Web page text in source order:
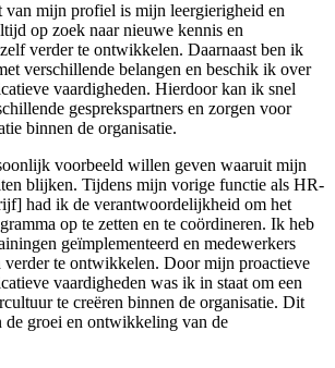
van mijn profiel is mijn leergierigheid en
op zoek naar nieuwe kennis en
verder te ontwikkelen. Daarnaast ben ik
verschillende belangen en beschik ik over
vaardigheden. Hierdoor kan ik snel
gesprekspartners en zorgen voor
binnen de organisatie.
voorbeeld willen geven waaruit mijn
blijken. Tijdens mijn vorige functie als HR-
had ik de verantwoordelijkheid om het
op te zetten en te coördineren. Ik heb
geïmplementeerd en medewerkers
verder te ontwikkelen. Door mijn proactieve
vaardigheden was ik in staat om een
te creëren binnen de organisatie. Dit
de groei en ontwikkeling van de